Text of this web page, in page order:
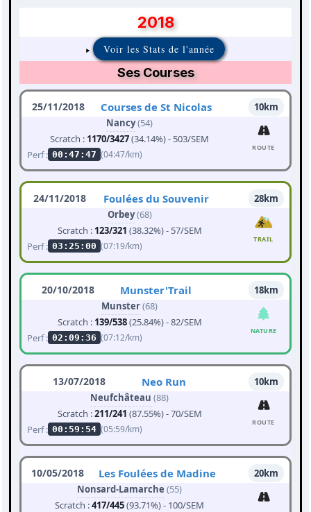
2018
Voir les Stats de l'année
Ses Courses
25/11/2018 Courses de St Nicolas
10km
Nancy(54)
Scratch : 1170/3427(34.14%) - 503/SEM
Perf : 00:47:47 (04:47/km)
ROUTE
24/11/2018 Foulées du Souvenir
28km
Orbey(68)
Scratch : 123/321 (38.32%) - 57/SEM
Perf : 03:25:00 (07:19/km)
TRAIL
20/10/2018 Munster'Trail
18km
Munster(68)
Scratch : 139/538(25.84%) - 82/SEM
Perf : 02:09:36 (07:12/km)
NATURE
13/07/2018 Neo Run
10km
Neufchâteau (88)
Scratch :211/241 (87.55%) - 70/SEM
Perf : 00:59:54 (05:59/km)
ROUTE
10/05/2018 Les Foulées de Madine
20km
Nonsard-Lamarche (55)
Scratch :417/445(93.71%) - 100/SEM